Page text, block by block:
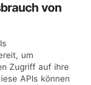
von
um
Zugriff auf ihre
APIs können